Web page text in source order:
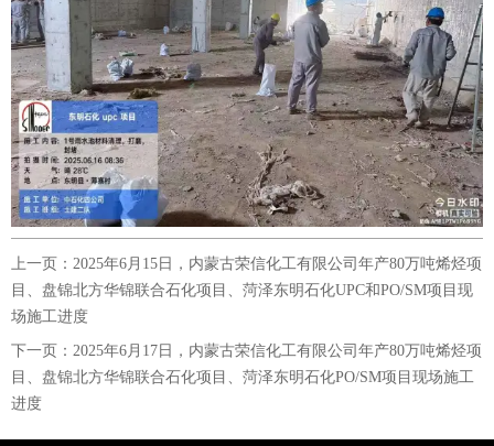
上一页： 2025年6月15日，内蒙古荣信化工有限公司年产80万吨烯烃项
目、盘锦北方华锦联合石化项目、菏泽东明石化UPC和PO/SM项目现
场施工进度
下一页： 2025年6月17日，内蒙古荣信化工有限公司年产80万吨烯烃项
目、盘锦北方华锦联合石化项目、菏泽东明石化PO/SM项目现场施工
进度